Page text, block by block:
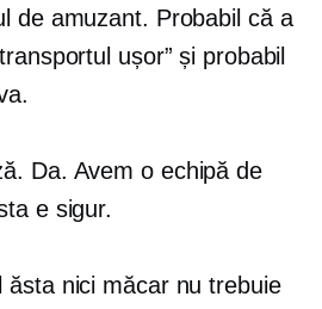
de amuzant. Probabil că a
ușor” și probabil
Da. Avem o echipă de
e sigur.
ăsta nici măcar nu trebuie